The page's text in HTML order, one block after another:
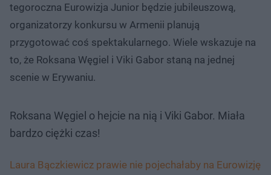
tegoroczna Eurowizja Junior będzie jubileuszową,
organizatorzy konkursu w Armenii planują
przygotować coś spektakularnego. Wiele wskazuje na
to, że Roksana Węgiel i Viki Gabor staną na jednej
scenie w Erywaniu.
Roksana Węgiel o hejcie na nią i Viki Gabor. Miała
bardzo ciężki czas!
Laura Bączkiewicz prawie nie pojechałaby na Eurowizję